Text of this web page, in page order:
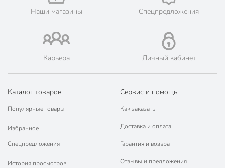
Наши магазины Спецпредложения
Карьера Личный кабинет
Каталог товаров
Популярные товары
Избранное
Спецпредложения
История просмотров
Сервис и помощь
Как заказать
Доставка и оплата
Гарантия и возврат
Отзывы и предложения